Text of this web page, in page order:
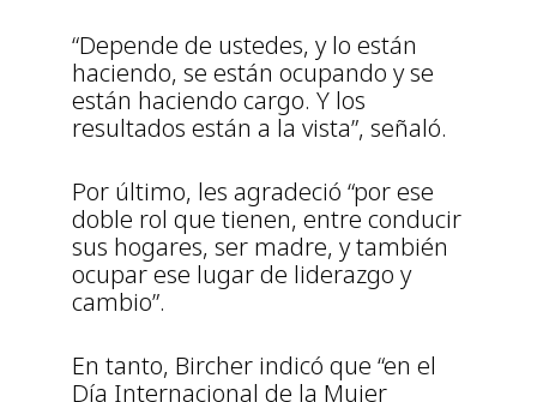
“Depende de ustedes, y lo están
haciendo, se están ocupando y se
están haciendo cargo. Y los
resultados están a la vista”, señaló.
Por último, les agradeció “por ese
doble rol que tienen, entre conducir
sus hogares, ser madre, y también
ocupar ese lugar de liderazgo y
cambio”.
En tanto, Bircher indicó que “en el
Día Internacional de la Mujer